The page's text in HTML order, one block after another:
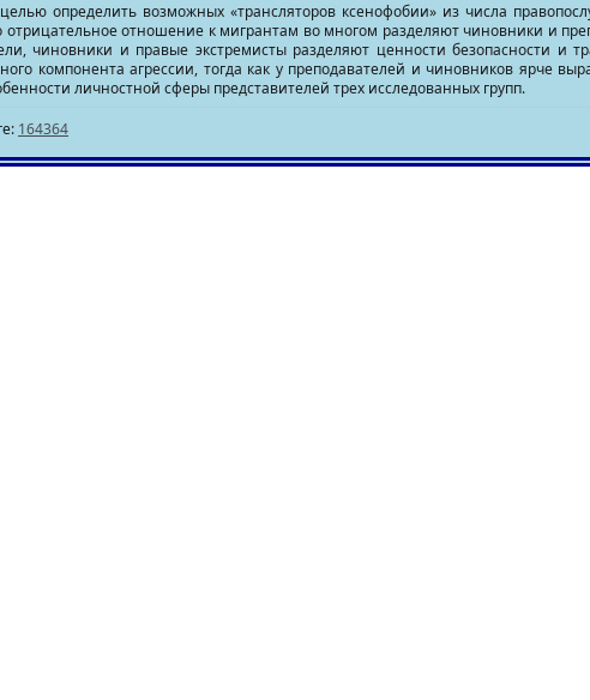
определить возможных «трансляторов ксенофобии» из числа
отрицательное отношение к мигрантам во многом разделяют чиновники и
чиновники и правые экстремисты разделяют ценности безопасности и
компонента агрессии, тогда как у преподавателей и чиновников ярче
личностной сферы представителей трех исследованных групп.
164364